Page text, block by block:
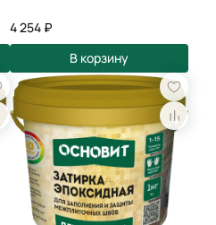
4 254 ₽
В корзину